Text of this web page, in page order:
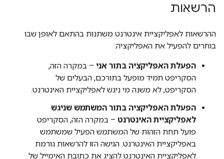
הרשאות
ההרשאות לאפליקציית אינטרנט משתנות בהתאם לאופן שבו
בוחרים להפעיל את האפליקציה:
הפעלת האפליקציה בתור אני – במקרה הזה,
הסקריפט תמיד מופעל בתורכם, הבעלים של
הסקריפט, לא משנה מי ניגש לאפליקציית האינטרנט.
הפעלת האפליקציה בתור המשתמש שניגש
לאפליקציית האינטרנט – במקרה הזה, הסקריפט
פועל תחת הזהות של המשתמש הפעיל שמשתמש
באפליקציית האינטרנט. הגישה הזו להרשאות גורמת
לאפליקציית האינטרנט להציג את כתובת האימייל של